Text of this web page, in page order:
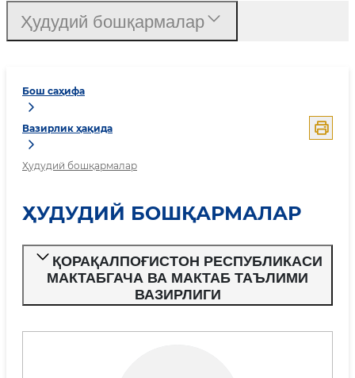
Бош саҳифа
Вазирлик ҳақида
Ҳудудий бошқармалар
ҲУДУДИЙ БОШҚАРМАЛАР
ҚОРАҚАЛПОҒИСТОН РЕСПУБЛИКАСИ
МАКТАБГАЧА ВА МАКТАБ ТАЪЛИМИ
ВАЗИРЛИГИ
Ҳудудий бошқармалар